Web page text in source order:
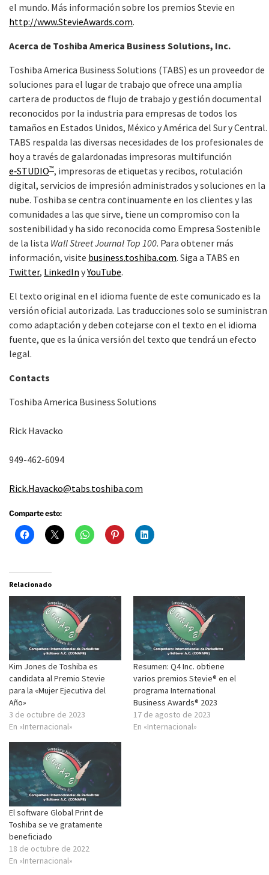
el mundo. Más información sobre los premios Stevie en
http://www.StevieAwards.com.
Acerca de Toshiba America Business Solutions, Inc.
Toshiba America Business Solutions (TABS) es un proveedor de
soluciones para el lugar de trabajo que ofrece una amplia
cartera de productos de flujo de trabajo y gestión documental
reconocidos por la industria para empresas de todos los
tamaños en Estados Unidos, México y América del Sur y Central.
TABS respalda las diversas necesidades de los profesionales de
hoy a través de galardonadas impresoras multifunción
e‑STUDIO™, impresoras de etiquetas y recibos, rotulación
digital, servicios de impresión administrados y soluciones en la
nube. Toshiba se centra continuamente en los clientes y las
comunidades a las que sirve, tiene un compromiso con la
sostenibilidad y ha sido reconocida como Empresa Sostenible
de la lista Wall Street Journal Top 100. Para obtener más
información, visite business.toshiba.com. Siga a TABS en
Twitter, LinkedIn yYouTube.
El texto original en el idioma fuente de este comunicado es la
versión oficial autorizada. Las traducciones solo se suministran
como adaptación y deben cotejarse con el texto en el idioma
fuente, que es la única versión del texto que tendrá un efecto
legal.
Contacts
Toshiba America Business Solutions
Rick Havacko
949-462-6094
Rick.Havacko@tabs.toshiba.com
Comparte esto:
Relacionado
Kim Jones de Toshiba es
candidata al Premio Stevie
para la «Mujer Ejecutiva del
Año»
3 de octubre de 2023
En «Internacional»
Resumen: Q4 Inc. obtiene
varios premios Stevie® en el
programa International
Business Awards® 2023
17 de agosto de 2023
En «Internacional»
El software Global Print de
Toshiba se ve gratamente
beneficiado
18 de octubre de 2022
En «Internacional»